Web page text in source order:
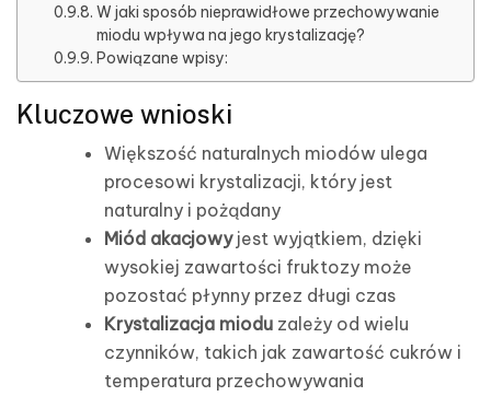
W jaki sposób nieprawidłowe przechowywanie
miodu wpływa na jego krystalizację?
Powiązane wpisy:
Kluczowe wnioski
Większość naturalnych miodów ulega
procesowi krystalizacji, który jest
naturalny i pożądany
Miód akacjowyjest wyjątkiem, dzięki
wysokiej zawartości fruktozy może
pozostać płynny przez długi czas
Krystalizacja miodu zależy od wielu
czynników, takich jak zawartość cukrów i
temperatura przechowywania